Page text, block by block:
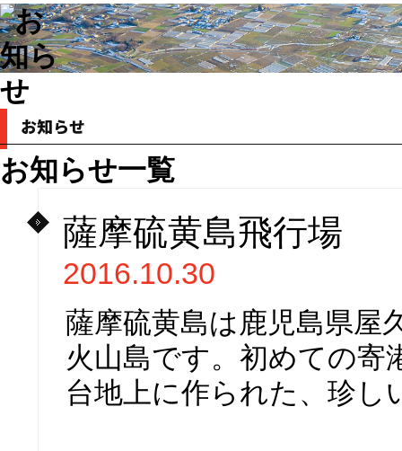
お知らせ一覧
薩摩硫黄島飛行場
2016.10.30
薩摩硫黄島は鹿児島県屋
火山島です。初めての寄
台地上に作られた、珍し